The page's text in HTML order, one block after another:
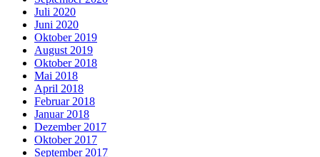
Juli 2020
Juni 2020
Oktober 2019
August 2019
Oktober 2018
Mai 2018
April 2018
Februar 2018
Januar 2018
Dezember 2017
Oktober 2017
September 2017